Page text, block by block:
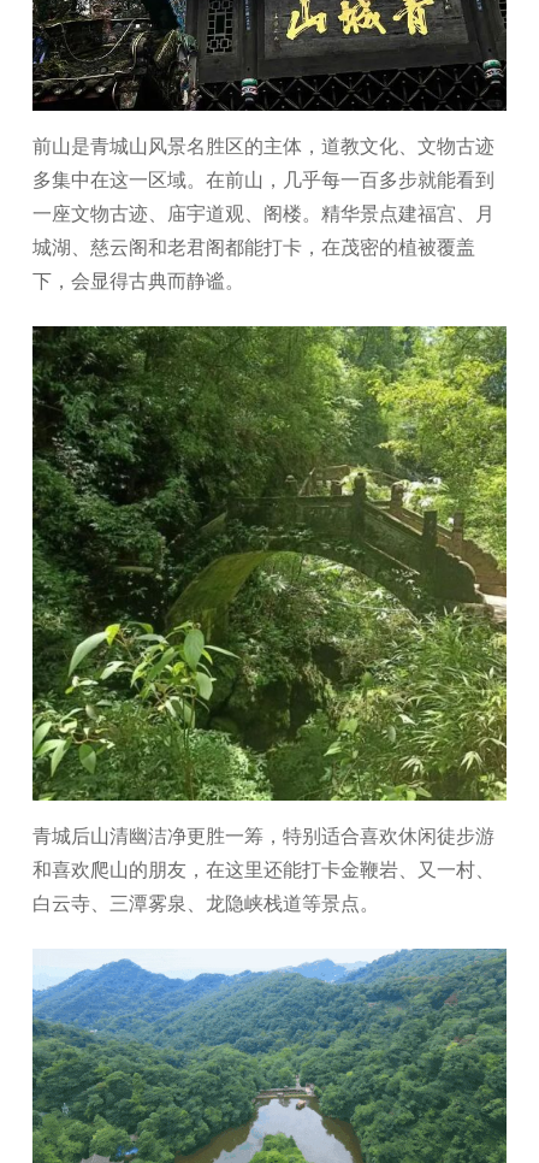
前山是青城山风景名胜区的主体，道教文化、文物古迹
多集中在这一区域。在前山，几乎每一百多步就能看到
一座文物古迹、庙宇道观、阁楼。精华景点建福宫、月
城湖、慈云阁和老君阁都能打卡，在茂密的植被覆盖
下，会显得古典而静谧。
青城后山清幽洁净更胜一筹，特别适合喜欢休闲徒步游
和喜欢爬山的朋友，在这里还能打卡金鞭岩、又一村、
白云寺、三潭雾泉、龙隐峡栈道等景点。